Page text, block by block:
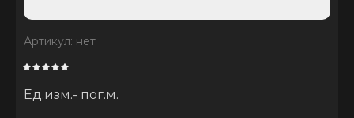
Артикул: нет
Ед.изм.- пог.м.